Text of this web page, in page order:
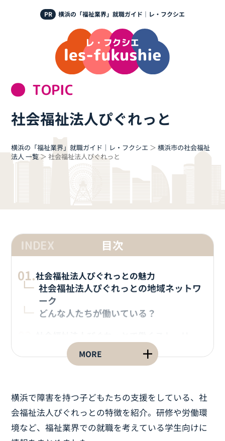
PR 横浜の「福祉業界」就職ガイド｜レ・フクシエ
TOPIC
社会福祉法人ぴぐれっと
横浜の「福祉業界」就職ガイド｜レ・フクシエ ＞横浜市の社会福祉
法人 一覧＞社会福祉法人ぴぐれっと
目次
社会福祉法人ぴぐれっとの魅力
社会福祉法人ぴぐれっとの地域ネットワ
ーク
どんな人たちが働いている？
あなたの「成長物語」のイメージ
入社後の研修制度と資格取得サポート
ライフバランス
有給はどれだけ取得できる？
残業はどのくらい？
育休取得者数・男女別育休取得率は？
横浜で障害を持つ子どもたちの支援をしている、社
会福祉法人ぴぐれっとの特徴を紹介。研修や労働環
境など、福祉業界での就職を考えている学生向けに